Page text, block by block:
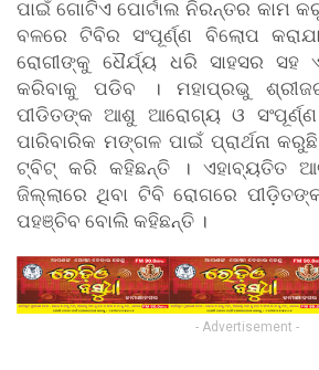
ପାଇଁ ଗୋଟିଏ ପୋର୍ଟାଲ ନିରନ୍ତର କାମ
ବଳରେ ଟିବିର ସଂପୂର୍ଣ୍ଣ ବିଲୋପ
ରୋଗୀଙ୍କୁ ଧୈର୍ଯ୍ୟ ଧରି ସାହସର ସହ
କରିବାକୁ ପଡିବ । ମହାପ୍ରଭୁ
ପୀଡିତଙ୍କ ଆଶୁ ଆରୋଗ୍ୟ ଓ ସଂପୂର୍ଣ୍ଣ
ପାରିବାରିକ ମଙ୍ଗଳ ପାଇଁ ପ୍ରାର୍ଥନା
ଟ୍ବିଟ୍ କରି କହିଛନ୍ତି । ଏହାବ୍ୟତିତ
ଜିଲ୍ଲାରେ ଥିବା ଟିବି ରୋଗରେ
ପହଞ୍ଚିବ ବୋଲି କହିଛନ୍ତି ।
- Advertisement -